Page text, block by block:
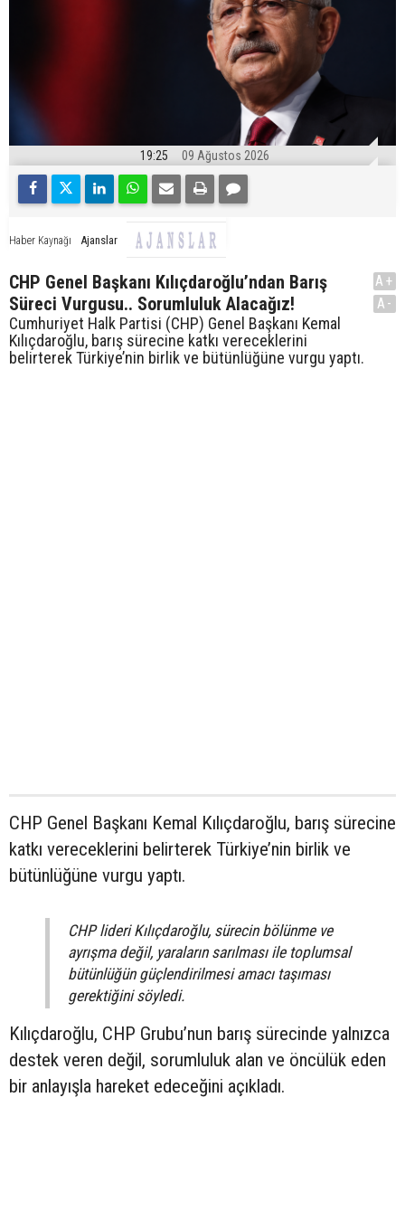
19:25 09 Ağustos 2026
Haber Kaynağı Ajanslar
CHP Genel Başkanı Kılıçdaroğlu’ndan Barış
Süreci Vurgusu.. Sorumluluk Alacağız!
Cumhuriyet Halk Partisi (CHP) Genel Başkanı Kemal
Kılıçdaroğlu, barış sürecine katkı vereceklerini
belirterek Türkiye’nin birlik ve bütünlüğüne vurgu yaptı.
A+
A-
CHP Genel Başkanı Kemal Kılıçdaroğlu, barış sürecine
katkı vereceklerini belirterek Türkiye’nin birlik ve
bütünlüğüne vurgu yaptı.
CHP lideri Kılıçdaroğlu, sürecin bölünme ve
ayrışma değil, yaraların sarılması ile toplumsal
bütünlüğün güçlendirilmesi amacı taşıması
gerektiğini söyledi.
Kılıçdaroğlu, CHP Grubu’nun barış sürecinde yalnızca
destek veren değil, sorumluluk alan ve öncülük eden
bir anlayışla hareket edeceğini açıkladı.